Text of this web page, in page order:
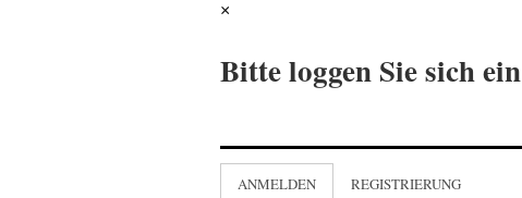
×
Bitte loggen Sie sich ein
ANMELDEN REGISTRIERUNG